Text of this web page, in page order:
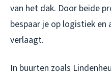
van het dak. Door beide
bespaar je op logistiek
verlaagt.
In buurten zoals